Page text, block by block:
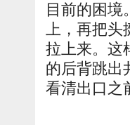
目前的困
上，再把头
拉上来。这
的后背跳出
看清出口